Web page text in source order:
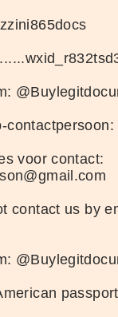
voor contact:
contact us by